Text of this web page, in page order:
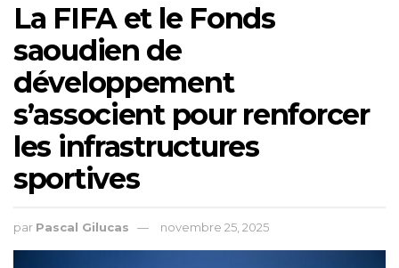
La FIFA et le Fonds
saoudien de
développement
s’associent pour renforcer
les infrastructures
sportives
par Pascal Gilucas novembre 25, 2025